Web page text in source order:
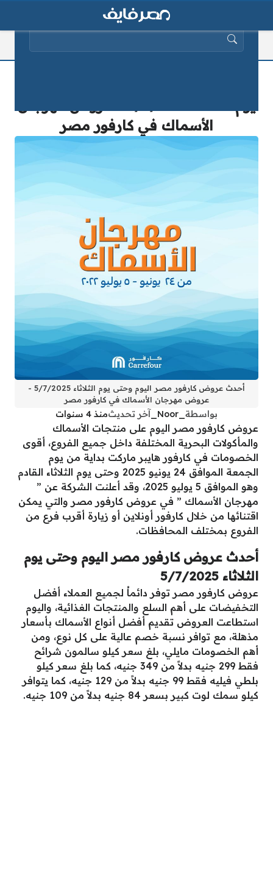
الأسماك في كارفور مصر
أحدث عروض كارفور مصر اليوم وحتى يوم الثلاثاء 5/7/2025 -
عروض مهرجان الأسماك في كارفور مصر
بواسطة آخر تحديثمنذ 4 سنوات
عروض كارفور مصر اليوم على منتجات الأسماك
والمأكولات البحرية المختلفة داخل جميع الفروع، أقوى
الخصومات في كارفور هايبر ماركت بداية من يوم
الجمعة الموافق 24 يونيو 2025 وحتى يوم الثلاثاء القادم
وهو الموافق 5 يوليو 2025، وقد أعلنت الشركة عن ”
مهرجان الأسماك ” في عروض كارفور مصر والتي يمكن
اقتنائها من خلال كارفور أونلاين أو زيارة أقرب فرع من
الفروع بمختلف المحافظات.
أحدث عروض كارفور مصر اليوم وحتى يوم
الثلاثاء 5/7/2025
عروض كارفور مصر توفر دائماُ لجميع العملاء أفضل
التخفيضات على أهم السلع والمنتجات الغذائية، واليوم
استطاعت العروض تقديم أفضل أنواع الأسماك بأسعار
مذهلة، مع توافر نسبة خصم عالية على كل نوع، ومن
أهم الخصومات مايلي، بلغ سعر كيلو سالمون شرائح
فقط 299 جنيه بدلاً من 349 جنيه، كما بلغ سعر كيلو
بلطي فيليه فقط 99 جنيه بدلاً من 129 جنيه، كما يتوافر
كيلو سمك لوت كبير بسعر 84 جنيه بدلاً من 109 جنيه.
البحث عن: